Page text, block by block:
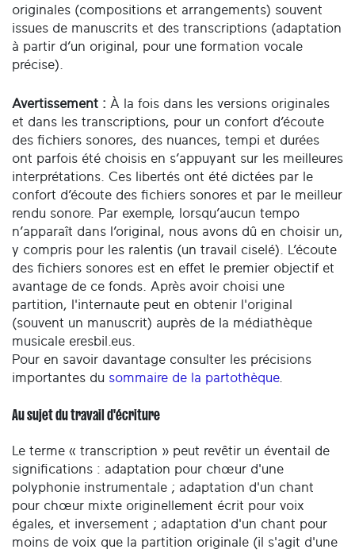
originales (compositions et arrangements) souvent
issues de manuscrits et des transcriptions (adaptation
à partir d’un original, pour une formation vocale
précise).
Avertissement : À la fois dans les versions originales
et dans les transcriptions, pour un confort d’écoute
des fichiers sonores, des nuances, tempi et durées
ont parfois été choisis en s’appuyant sur les meilleures
interprétations. Ces libertés ont été dictées par le
confort d’écoute des fichiers sonores et par le meilleur
rendu sonore. Par exemple, lorsqu’aucun tempo
n’apparaît dans l’original, nous avons dû en choisir un,
y compris pour les ralentis (un travail ciselé). L’écoute
des fichiers sonores est en effet le premier objectif et
avantage de ce fonds. Après avoir choisi une
partition, l'internaute peut en obtenir l'original
(souvent un manuscrit) auprès de la médiathèque
musicale eresbil.eus.
Pour en savoir davantage consulter les précisions
importantes du sommaire de la partothèque.
Au sujet du travail d'écriture
Le terme « transcription » peut revêtir un éventail de
significations : adaptation pour chœur d'une
polyphonie instrumentale ; adaptation d'un chant
pour chœur mixte originellement écrit pour voix
égales, et inversement ; adaptation d'un chant pour
moins de voix que la partition originale (il s'agit d'une